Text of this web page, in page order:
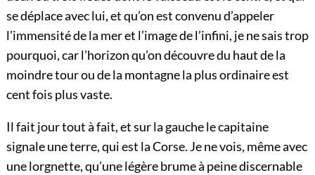
se déplace avec lui, et qu’on est convenu d’appeler
l’immensité de la mer et l’image de l’infini, je ne sais trop
pourquoi, car l’horizon qu’on découvre du haut de la
moindre tour ou de la montagne la plus ordinaire est
cent fois plus vaste.
Il fait jour tout à fait, et sur la gauche le capitaine
signale une terre, qui est la Corse. Je ne vois, même avec
une lorgnette, qu’une légère brume à peine discernable